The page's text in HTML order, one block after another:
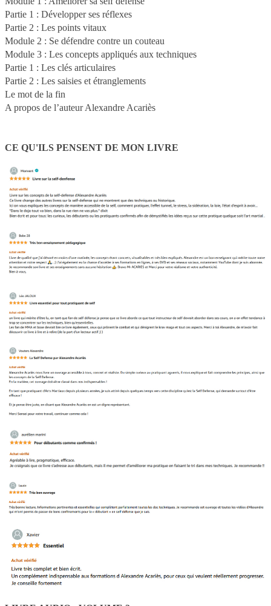
Partie 1 : Développer ses réflexes
Partie 2 : Les points vitaux
Module 2 : Se défendre contre un couteau
Module 3 : Les concepts appliqués aux techniques
Partie 1 : Les clés articulaires
Partie 2 : Les saisies et étranglements
Le mot de la fin
A propos de l’auteur Alexandre Acariès
CE QU'ILS PENSENT DE MON LIVRE